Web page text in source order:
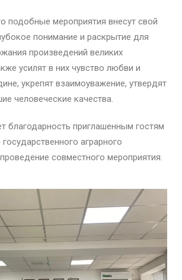
подобные мероприятия внесут свой
понимание и раскрытие для
произведений великих
усилят в них чувство любви и
укрепят взаимоуважение, утвердят
человеческие качества.
благодарность приглашенным гостям
аграрного
совместного мероприятия.